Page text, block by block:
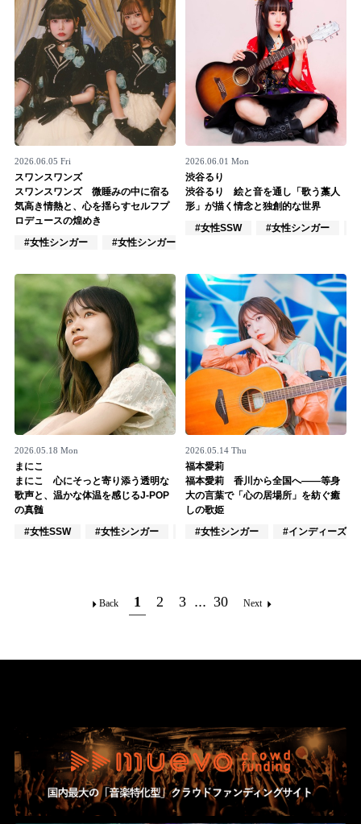
2026.06.05 Fri
スワンスワンズ
スワンスワンズ 微睡みの中に宿る
気高き情熱と、心を揺らすセルフプ
ロデュースの煌めき
#女性シンガー
#女性シンガーグループ
2026.06.01 Mon
渋谷るり
渋谷るり 絵と音を通し「歌う藁人
形」が描く情念と独創的な世界
#女性SSW
#女性シンガー
2026.05.18 Mon
まにこ
まにこ 心にそっと寄り添う透明な
歌声と、温かな体温を感じるJ-POP
の真髄
#女性SSW
#女性シンガー #インディーズ
2026.05.14 Thu
福本愛莉
福本愛莉 香川から全国へ――等身
大の言葉で「心の居場所」を紡ぐ癒
しの歌姫
#女性シンガー
#インディーズ
Back 1 2 3 ... 30 Next